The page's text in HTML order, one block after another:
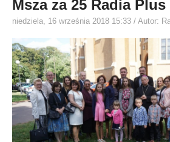
Msza za 25 Radia
niedziela, 16 września 2018 15:33 / Autor: